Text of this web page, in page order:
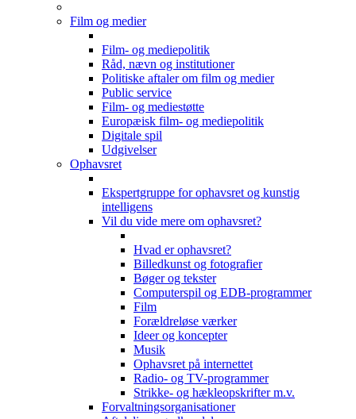
Film og medier
Film- og mediepolitik
Råd, nævn og institutioner
Politiske aftaler om film og medier
Public service
Film- og mediestøtte
Europæisk film- og mediepolitik
Digitale spil
Udgivelser
Ophavsret
Ekspertgruppe for ophavsret og kunstig
intelligens
Vil du vide mere om ophavsret?
Hvad er ophavsret?
Billedkunst og fotografier
Bøger og tekster
Computerspil og EDB-programmer
Film
Forældreløse værker
Ideer og koncepter
Musik
Ophavsret på internettet
Radio- og TV-programmer
Strikke- og hækleopskrifter m.v.
Forvaltningsorganisationer